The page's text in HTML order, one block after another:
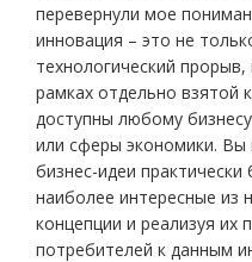
перевернули мое
инновация – это не
технологический
рамках отдельно взятой
доступны любому
или сферы экономики.
бизнес-идеи
наиболее интересные из
концепции и реализуя их
потребителей к данным